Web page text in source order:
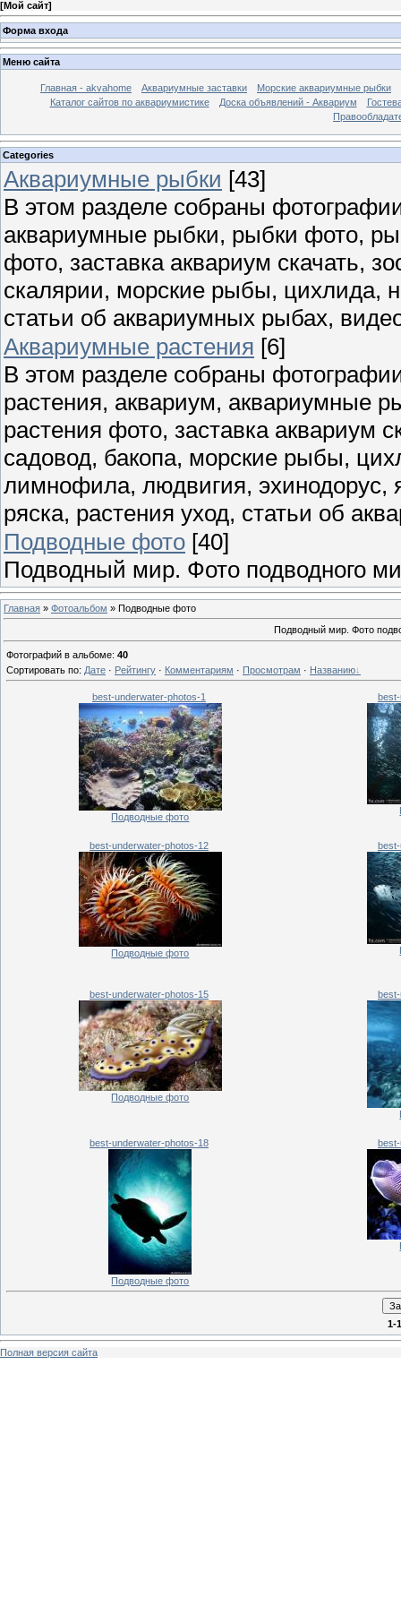
[Мой сайт]
Форма входа
Меню сайта
Главная - akvahome Аквариумные заставки
Морские аквариумные рыбки
Каталог сайтов по аквариумистике
Доска объявлений - Аквариум
Categories
Аквариумные рыбки [43]
В этом разделе собраны
аквариумные рыбки, рыбки фото,
фото, заставка аквариум скачать,
скалярии, морские рыбы, цихлида,
статьи об аквариумных рыбах,
Аквариумные растения [6]
В этом разделе собраны
растения, аквариум, аквариумные
растения фото, заставка аквариум
садовод, бакопа, морские рыбы,
лимнофила, людвигия, эхинодорус,
ряска, растения уход, статьи об
Подводные фото [40]
Подводный мир. Фото подводного
Главная » Фотоальбом » Подводные фото
Подводный мир. Фото
Фотографий в альбоме: 40
Сортировать по: Дате · Рейтингу · Комментариям · Просмотрам · Названию
best-underwater-photos-1
Подводные фото
best-underwater-photos-12
Подводные фото
best-underwater-photos-15
Подводные фото
best-underwater-photos-18
Подводные фото
1-
Полная версия сайта